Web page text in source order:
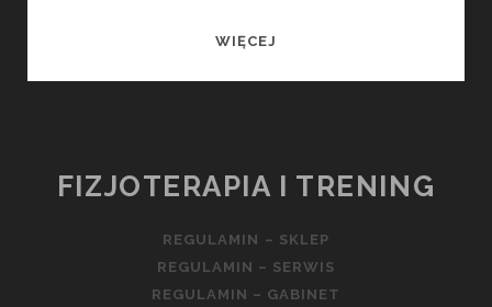
WIĘCEJ
FIZJOTERAPIA I TRENING
REGULAMIN – SKLEP
REGULAMIN – SERWIS
REGULAMIN – GABINET